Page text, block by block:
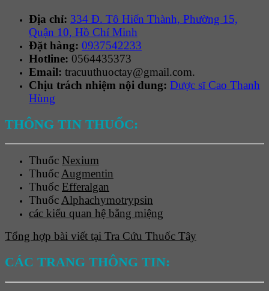
Địa chỉ: 334 Đ. Tô Hiến Thành, Phường 15,
Quận 10, Hồ Chí Minh
Đặt hàng: 0937542233
Hotline: 0564435373
Email: tracuuthuoctay@gmail.com.
Chịu trách nhiệm nội dung: Dược sĩ Cao Thanh
Hùng
THÔNG TIN THUỐC:
Thuốc Nexium
ThuốcAugmentin
Thuốc Efferalgan
ThuốcAlphachymotrypsin
các kiểu quan hệ bằng miệng
Tổng hợp bài viết tại Tra Cứu Thuốc Tây
CÁC TRANG THÔNG TIN: